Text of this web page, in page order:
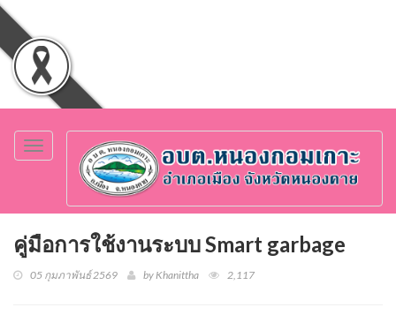
Toggle
navigation
คู่มือการใช้งานระบบ Smart garbage
05 กุมภาพันธ์ 2569 by Khanittha 2,117